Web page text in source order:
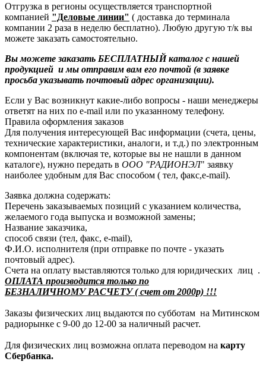
Отгрузка в регионы осуществляется транспортной
компанией "Деловые линии" ( доставка до терминала
компании 2 раза в неделю бесплатно). Любую другую т/к вы
можете заказать самостоятельно.
Вы можете заказать БЕСПЛАТНЫЙ каталог с нашей
продукцией и мы отправим вам его почтой (в заявке
просьба указывать почтовый адрес организации).
Если у Вас возникнут какие-либо вопросы - наши менеджеры
ответят на них по e-mail или по указанному телефону.
Правила оформления заказов
Для получения интересующей Вас информации (счета, цены,
технические характеристики, аналоги, и т.д.) по электронным
компонентам (включая те, которые вы не нашли в данном
каталоге), нужно передать в ООО "РАДИОНЭЛ" заявку
наиболее удобным для Вас способом ( тел, факс,e-mail).
Заявка должна содержать:
Перечень заказываемых позиций с указанием количества,
желаемого года выпуска и возможной замены;
Название заказчика,
способ связи (тел, факс, e-mail),
Ф.И.О. исполнителя (при отправке по почте - указать
почтовый адрес).
Счета на оплату выставляются только для юридических лиц .
ОПЛАТА производится только по
БЕЗНАЛИЧНОМУ РАСЧЕТУ ( счет от 2000р) !!!
Заказы физических лиц выдаются по субботам на Митинском
радиорынке с 9-00 до 12-00 за наличный расчет.
Для физических лиц возможна оплата переводом на карту
Сбербанка.